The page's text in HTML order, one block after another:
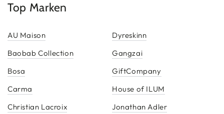
Top Marken
AU Maison
Baobab Collection
Bosa
Carma
Christian Lacroix
Dyreskinn
Gangzai
GiftCompany
House of ILUM
Jonathan Adler